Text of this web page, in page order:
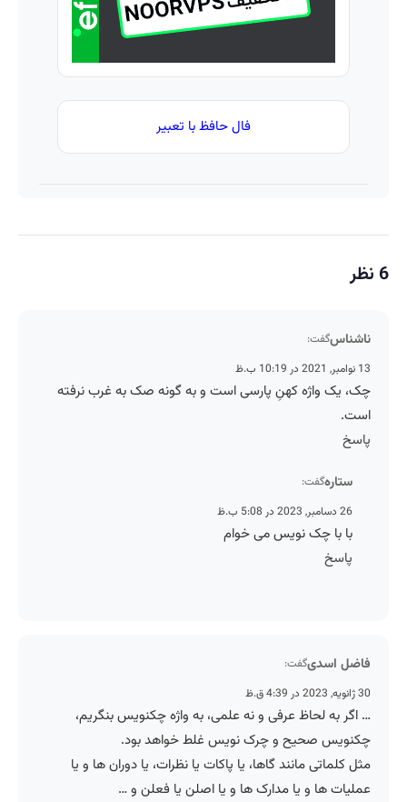
فال حافظ با تعبیر
6 نظر
ناشناسگفت:
13 نوامبر, 2021 در 10:19 ب.ظ
چک، یک واژه کهنِ پارسی است و به گونه صک به غرب نرفته
است.
پاسخ
ستارهگفت:
26 دسامبر, 2023 در 5:08 ب.ظ
با با چک نویس می خوام
پاسخ
فاضل اسدیگفت:
30 ژانویه, 2023 در 4:39 ق.ظ
… اگر به لحاظ عرفی و نه علمی، به واژه چکنویس بنگریم،
چکنویس صحیح و چرک نویس غلط خواهد بود.
مثل کلماتی مانند گاها، یا پاکات یا نظرات، یا دوران ها و یا
عملیات ها و یا مدارک ها و یا اصلن یا فعلن و …